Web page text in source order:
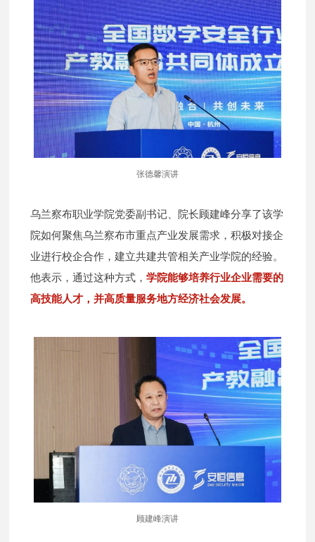
张德馨演讲
乌兰察布职业学院党委副书记、院长顾建峰分享了该学
院如何聚焦乌兰察布市重点产业发展需求，积极对接企
业进行校企合作，建立共建共管相关产业学院的经验。
他表示，通过这种方式，学院能够培养行业企业需要的
高技能人才，并高质量服务地方经济社会发展。
顾建峰演讲